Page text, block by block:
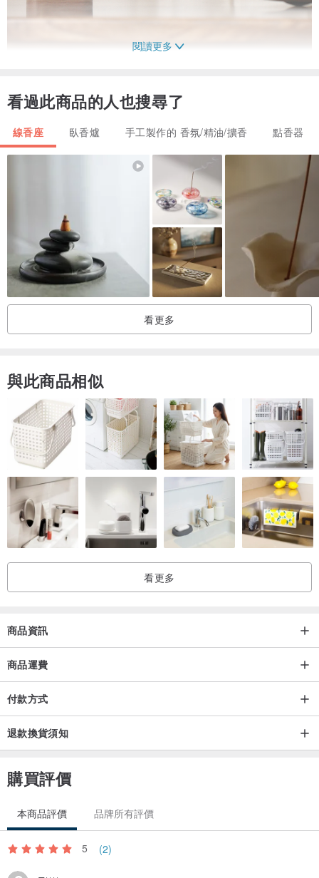
簡約輕盈設計 空間感更強烈
相較於常規香插底座設計，一字懸空的視覺感更為輕盈，簡約中流露
甄選用料，做工精細
晰，滿足你對美的追求，送禮也高檔。
閱讀更多
看過此商品的人也搜尋了
線香座 臥香爐 手工製作的 香氛/精油/擴香 點香器
看更多
與此商品相似
看更多
商品資訊
商品運費
付款方式
退款換貨須知
購買評價
本商品評價 品牌所有評價
5 (2)